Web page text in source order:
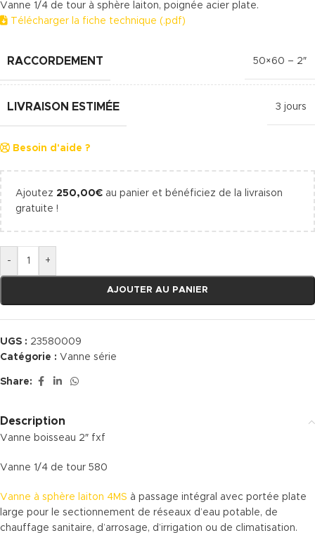
Vanne 1/4 de tour à sphère laiton, poignée acier plate.
Télécharger la fiche technique (.pdf)
RACCORDEMENT 50×60 – 2″
LIVRAISON ESTIMÉE 3 jours
Besoin d'aide ?
Ajoutez 250,00€ au panier et bénéficiez de la livraison
gratuite !
- +
AJOUTER AU PANIER
UGS : 23580009
Catégorie : Vanne série
Share:
Description
Vanne boisseau 2″ fxf
Vanne 1/4 de tour 580
Vanne à sphère laiton 4MS à passage intégral avec portée plate
large pour le sectionnement de réseaux d’eau potable, de
chauffage sanitaire, d’arrosage, d’irrigation ou de climatisation.